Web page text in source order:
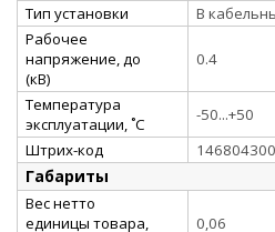
Тип установки
В
Рабочее
напряжение, до
(кВ)
0.4
Температура
эксплуатации, ˚С
-50...+50
Штрих-код
Габариты
Вес нетто
единицы товара,
0,06